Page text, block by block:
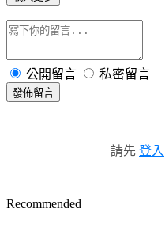
公開留言 私密留言
發佈留言
請先 登入
Recommended